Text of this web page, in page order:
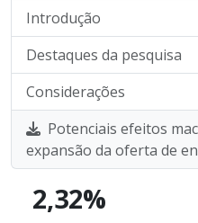
Introdução
Destaques da pesquisa
Considerações
Potenciais efeitos
expansão da oferta de
2,32%